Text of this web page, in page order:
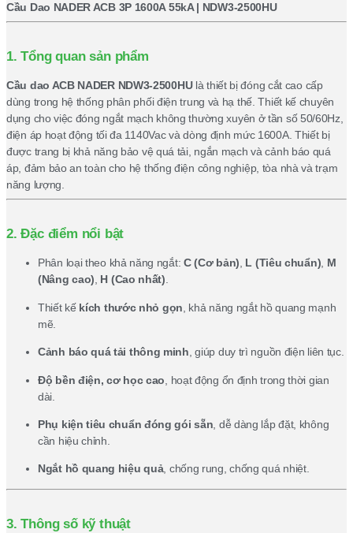
Cầu Dao NADER ACB 3P 1600A 55kA | NDW3-2500HU
1. Tổng quan sản phẩm
Cầu dao ACB NADER NDW3-2500HUlà thiết bị đóng cắt cao cấp
dùng trong hệ thống phân phối điện trung và hạ thế. Thiết kế chuyên
dụng cho việc đóng ngắt mạch không thường xuyên ở tần số 50/60Hz,
điện áp hoạt động tối đa 1140Vac và dòng định mức 1600A. Thiết bị
được trang bị khả năng bảo vệ quá tải, ngắn mạch và cảnh báo quá
áp, đảm bảo an toàn cho hệ thống điện công nghiệp, tòa nhà và trạm
năng lượng.
2. Đặc điểm nổi bật
Phân loại theo khả năng ngắt: C (Cơ bản), L (Tiêu chuẩn), M
(Nâng cao), H (Cao nhất).
Thiết kế kích thước nhỏ gọn , khả năng ngắt hồ quang mạnh
mẽ.
Cảnh báo quá tải thông minh, giúp duy trì nguồn điện liên tục.
Độ bền điện, cơ học cao , hoạt động ổn định trong thời gian
dài.
Phụ kiện tiêu chuẩn đóng gói sẵn , dễ dàng lắp đặt, không
cần hiệu chỉnh.
Ngắt hồ quang hiệu quả, chống rung, chống quá nhiệt.
3. Thông số kỹ thuật